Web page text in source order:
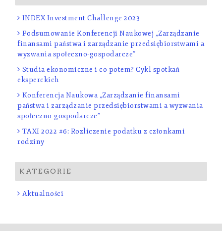
INDEX Investment Challenge 2023
Podsumowanie Konferencji Naukowej „Zarządzanie
finansami państwa i zarządzanie przedsiębiorstwami a
wyzwania społeczno-gospodarcze”
Studia ekonomiczne i co potem? Cykl spotkań
eksperckich
Konferencja Naukowa „Zarządzanie finansami
państwa i zarządzanie przedsiębiorstwami a wyzwania
społeczno-gospodarcze”
TAXI 2022 #6: Rozliczenie podatku z członkami
rodziny
KATEGORIE
Aktualności